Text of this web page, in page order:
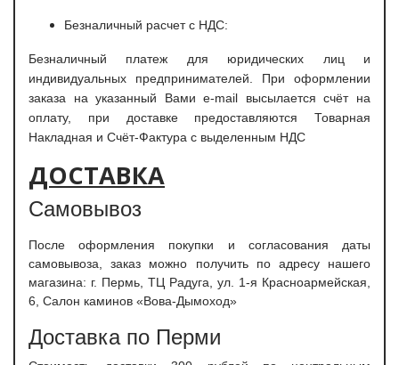
Безналичный расчет с НДС:
Безналичный платеж для юридических лиц и
индивидуальных предпринимателей. При оформлении
заказа на указанный Вами e-mail высылается счёт на
оплату, при доставке предоставляются Товарная
Накладная и Счёт-Фактура с выделенным НДС
ДОСТАВКА
Самовывоз
После оформления покупки и согласования даты
самовывоза, заказ можно получить по адресу нашего
магазина: г. Пермь, ТЦ Радуга, ул. 1-я Красноармейская,
6, Салон каминов «Вова-Дымоход»
Доставка по Перми